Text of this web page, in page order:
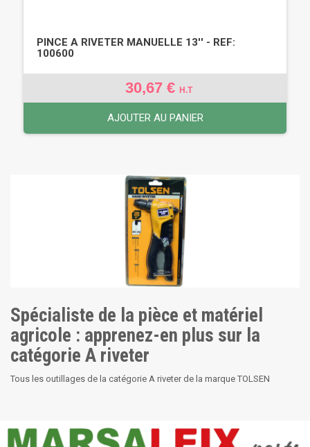
PINCE A RIVETER MANUELLE 13'' - REF:
100600
30,67 € H.T
AJOUTER AU PANIER
Spécialiste de la pièce et matériel
agricole : apprenez-en plus sur la
catégorie A riveter
Tous les outillages de la catégorie A riveter de la marque TOLSEN